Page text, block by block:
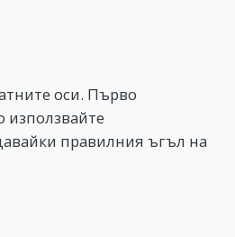
оси. Първо
използвайте
правилния ъгъл на